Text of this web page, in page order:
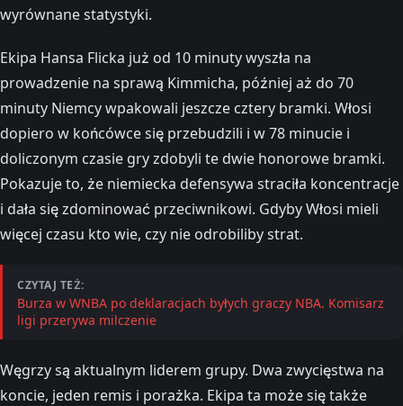
wyrównane statystyki.
Ekipa Hansa Flicka już od 10 minuty wyszła na
prowadzenie na sprawą Kimmicha, później aż do 70
minuty Niemcy wpakowali jeszcze cztery bramki. Włosi
dopiero w końcówce się przebudzili i w 78 minucie i
doliczonym czasie gry zdobyli te dwie honorowe bramki.
Pokazuje to, że niemiecka defensywa straciła koncentracje
i dała się zdominować przeciwnikowi. Gdyby Włosi mieli
więcej czasu kto wie, czy nie odrobiliby strat.
CZYTAJ TEŻ:
Burza w WNBA po deklaracjach byłych graczy NBA. Komisarz
ligi przerywa milczenie
Węgrzy są aktualnym liderem grupy. Dwa zwycięstwa na
koncie, jeden remis i porażka. Ekipa ta może się także